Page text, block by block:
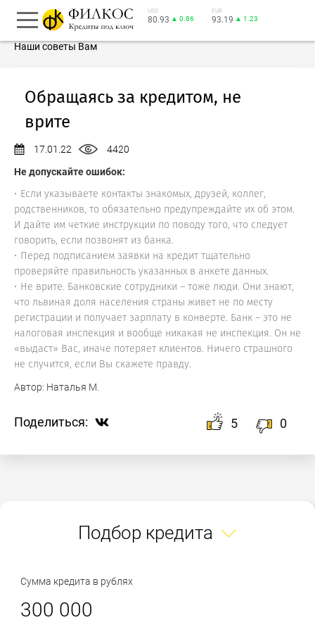
USD
80.93 ▲ 0.86
EUR
93.19 ▲ 1.23
Наши советы Вам
Обращаясь за кредитом, не
врите
17.01.22
4420
Не допускайте ошибок:
Если указываете контакты знакомых, друзей, коллег,
родственников, то обязательно предупреждайте их об этом.
И дайте им четкие инструкции по поводу того, что следует
говорить, если позвонят из банка.
Перед подписанием заявки на кредит тщательно
проверяйте правильность указанных в анкете данных.
Не врите. Банковские сотрудники – тоже люди. Они знают,
что львиная доля населения страны живет не по месту
регистрации и получает зарплату в конверте. Банк – это не
налоговая инспекция и вообще никакая не инспекция. Он не
«выдаст» Вас, иначе потеряет клиентов. Ничего страшного
не случится, если Вы скажете правду.
Автор: Наталья М.
Поделиться: 5 0
Подбор кредита
Сумма кредита в рублях